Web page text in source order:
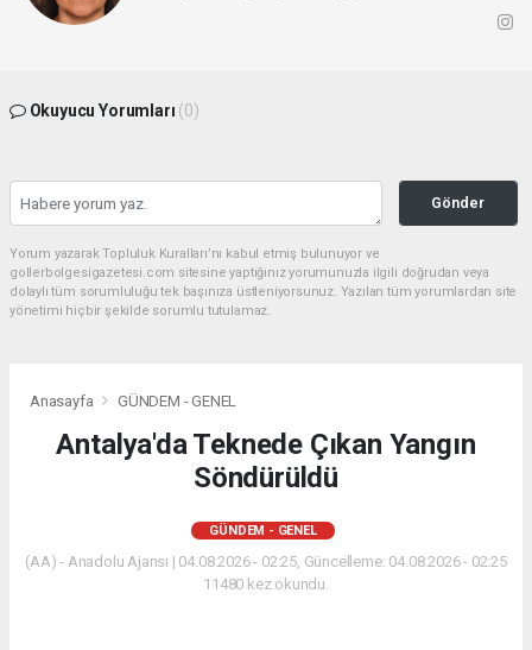
Okuyucu Yorumları (0)
Gönder
Yorum yazarak Topluluk Kuralları’nı kabul etmiş bulunuyor ve
gollerbolgesigazetesi.com sitesine yaptığınız yorumunuzla ilgili doğrudan veya
dolaylı tüm sorumluluğu tek başınıza üstleniyorsunuz. Yazılan tüm yorumlardan site
yönetimi hiçbir şekilde sorumlu tutulamaz.
Anasayfa GÜNDEM - GENEL
Antalya'da Teknede Çıkan Yangın
Söndürüldü
GÜNDEM - GENEL
(AA) - Anadolu Ajansı | 04.08.2026 - 02:25, Güncelleme: 04.08.2026 - 02:25
11480 kez okundu.